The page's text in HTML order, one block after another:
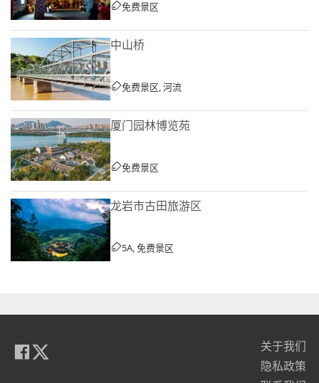
免费景区
中山桥
免费景区, 河流
厦门园林博览苑
免费景区
龙岩市古田旅游区
5A, 免费景区
关于我们
隐私政策